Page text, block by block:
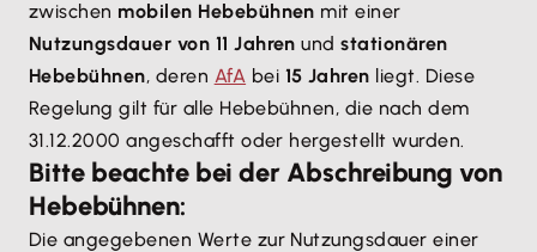
zwischen mobilen Hebebühnen mit einer
Nutzungsdauer von 11 Jahrenund stationären
Hebebühnen, deren AfA bei 15 Jahren liegt. Diese
Regelung gilt für alle Hebebühnen, die nach dem
31.12.2000 angeschafft oder hergestellt wurden.
Bitte beachte bei der Abschreibung von
Hebebühnen:
Die angegebenen Werte zur Nutzungsdauer einer